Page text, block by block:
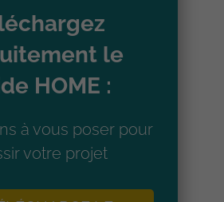
le
HOME :
à vous poser pour
votre projet